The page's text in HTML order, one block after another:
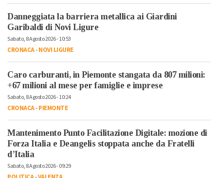
Danneggiata la barriera metallica ai Giardini
Garibaldi di Novi Ligure
Sabato, 8 Agosto 2026 - 10:53
CRONACA-NOVI LIGURE
Caro carburanti, in Piemonte stangata da 807 milioni:
+67 milioni al mese per famiglie e imprese
Sabato, 8 Agosto 2026 - 10:24
CRONACA-PIEMONTE
Mantenimento Punto Facilitazione Digitale: mozione di
Forza Italia e Deangelis stoppata anche da Fratelli
d’Italia
Sabato, 8 Agosto 2026 - 09:29